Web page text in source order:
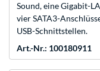
Sound, eine Gigabit-
vier SATA3-
USB-Schnittstellen.
Art.-Nr.: 100180911